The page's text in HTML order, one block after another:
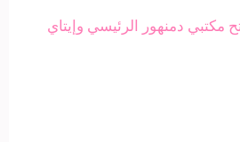
مكتبي دمنهور الرئيسي وإيتاي